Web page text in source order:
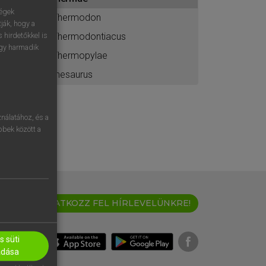
Thermodon
Thermodontiacus
Thermopylae
thesaurus
IRATKOZZ FEL HÍRLEVELÜNKRE!
hogy a
hirdetőkkel is
harmadik
és a
között a
süti